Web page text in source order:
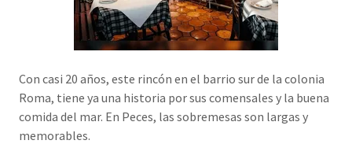
Con casi 20 años, este rincón en el barrio sur de la colonia
Roma, tiene ya una historia por sus comensales y la buena
comida del mar. En Peces, las sobremesas son largas y
memorables.